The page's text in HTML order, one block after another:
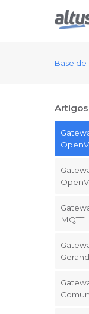
Base
Artigos
MQTT